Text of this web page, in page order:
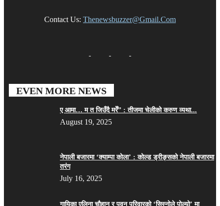
Contact Us: Thenewsbuzzer@gmail.com
EVEN MORE NEWS
ए आमा… म त जिउँदै मरेँ” : तीजमा चेलीको करुण व्यथा...
August 19, 2025
नेपाली बजारमा ‘क्याम्पा कोला’ : कोल्ड ड्रीङ्सको नेपाली बजारमा
तरंग
July 16, 2025
गायिका एलिना चौहान र पवन परिवारको ‘सिस्नोले पोल्यो’ मा